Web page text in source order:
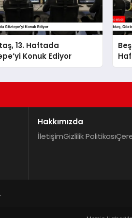
13. Haftada
Konuk Ediyor
Hakkımızda
İletişimGizlilik Politikası